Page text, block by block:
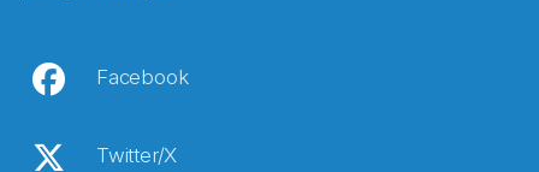
Facebook
Twitter/X